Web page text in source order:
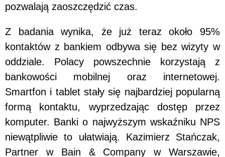
pozwalają zaoszczędzić czas.
Z badania wynika, że już teraz około 95%
kontaktów z bankiem odbywa się bez wizyty w
oddziale. Polacy powszechnie korzystają z
bankowości mobilnej oraz internetowej.
Smartfon i tablet stały się najbardziej popularną
formą kontaktu, wyprzedzając dostęp przez
komputer. Banki o najwyższym wskaźniku NPS
niewątpliwie to ułatwiają. Kazimierz Stańczak,
Partner w Bain & Company w Warszawie,